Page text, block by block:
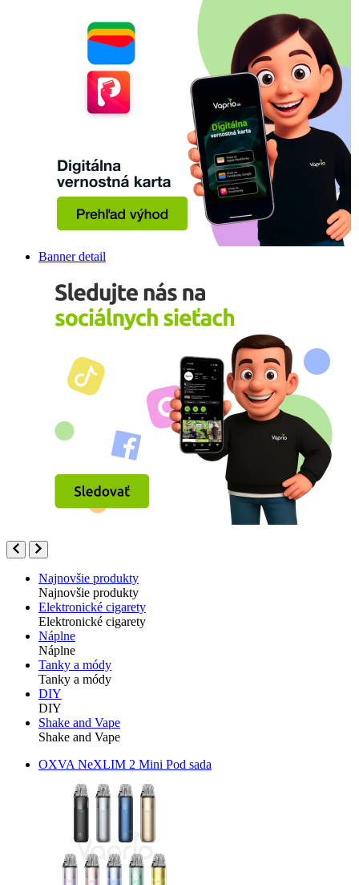
Banner detail
Najnovšie produkty
Najnovšie produkty
Elektronické cigarety
Elektronické cigarety
Náplne
Náplne
Tanky a módy
Tanky a módy
DIY
DIY
Shake and Vape
Shake and Vape
OXVA NeXLIM 2 Mini Pod sada